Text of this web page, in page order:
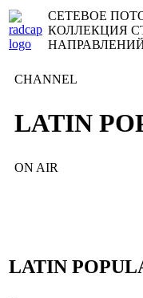
СЕТЕВОЕ
КОЛЛЕКЦИЯ
CHANNEL
LATIN
ON AIR
LATIN